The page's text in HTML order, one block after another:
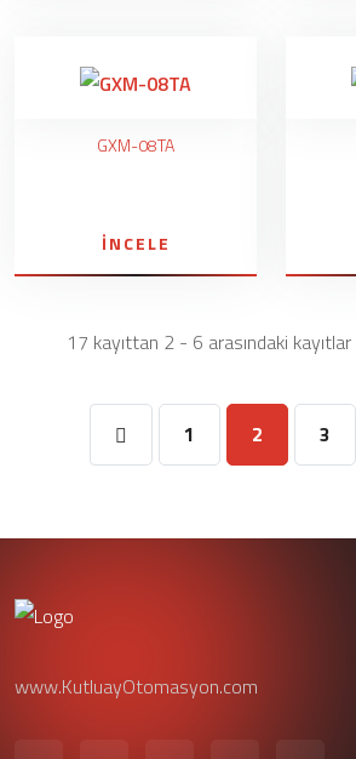
GXM-08TA
İNCELE
17 kayıttan 2 - 6 arasındaki
1 2 3
www.KutluayOtomasyon.com